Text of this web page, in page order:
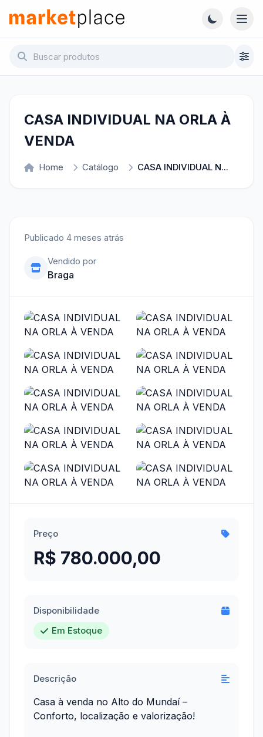
Pular para o conteúdo principal
Marketplace - Voltar para a página inicial
CASA INDIVIDUAL NA ORLA À
VENDA
Home Catálogo CASA INDIVIDUAL N...
Publicado 4 meses atrás
Vendido por
Braga
Preço
R$ 780.000,00
Disponibilidade
Em Estoque
Descrição
Casa à venda no Alto do Mundaí –
Conforto, localização e valorização!